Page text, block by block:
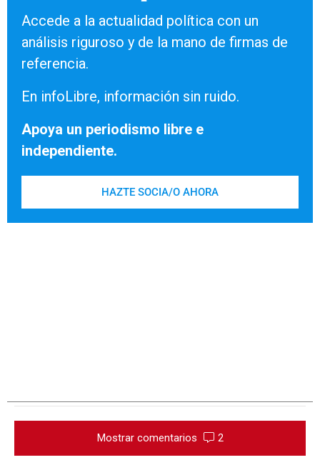
Accede a la actualidad política con un
análisis riguroso y de la mano de firmas de
referencia.
En infoLibre, información sin ruido.
Apoya un periodismo libre e
independiente.
HAZTE SOCIA/O AHORA
Mostrar comentarios 2